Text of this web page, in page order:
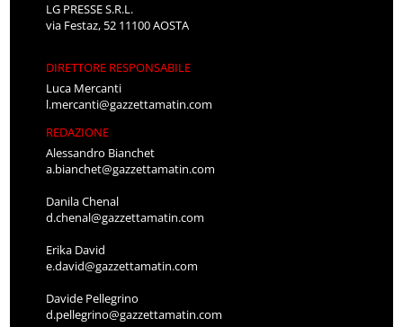
LG PRESSE S.R.L.
via Festaz, 52 11100 AOSTA
DIRETTORE RESPONSABILE
Luca Mercanti
l.mercanti@gazzettamatin.com
REDAZIONE
Alessandro Bianchet
a.bianchet@gazzettamatin.com
Danila Chenal
d.chenal@gazzettamatin.com
Erika David
e.david@gazzettamatin.com
Davide Pellegrino
d.pellegrino@gazzettamatin.com